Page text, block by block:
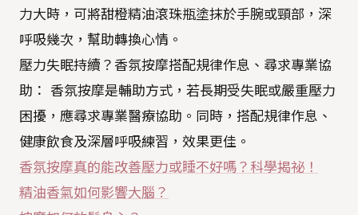
力大時，可將甜橙精油滾珠瓶塗抹於手腕或頸部，深
呼吸幾次，幫助轉換心情。
壓力失眠持續？香氛按摩搭配規律作息、尋求專業協
助： 香氛按摩是輔助方式，若長期受失眠或嚴重壓力
困擾，應尋求專業醫療協助。同時，搭配規律作息、
健康飲食及深層呼吸練習，效果更佳。
香氛按摩真的能改善壓力或睡不好嗎？科學揭祕！
精油香氣如何影響大腦？